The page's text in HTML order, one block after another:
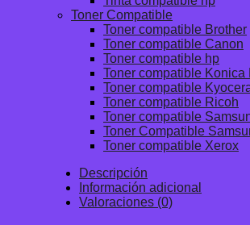
Toner Compatible
Toner compatible Brother
Toner compatible Canon
Toner compatible hp
Toner compatible Konica
Toner compatible
Toner compatible Ricoh
Toner compatible
Toner Compatible
Toner compatible Xerox
Descripción
Información adicional
Valoraciones (0)